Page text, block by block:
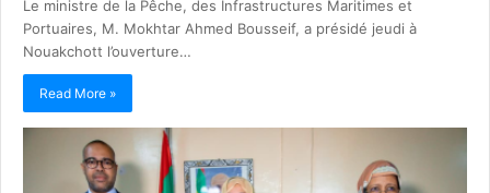
Le ministre de la Pêche, des Infrastructures Maritimes et
Portuaires, M. Mokhtar Ahmed Bousseif, a présidé jeudi à
Nouakchott l’ouverture…
Read More »